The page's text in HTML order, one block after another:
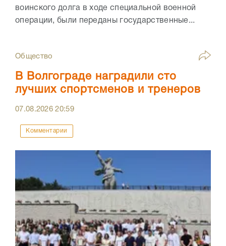
воинского долга в ходе специальной военной
операции, были переданы государственные...
Общество
В Волгограде наградили сто
лучших спортсменов и тренеров
07.08.202620:59
Комментарии